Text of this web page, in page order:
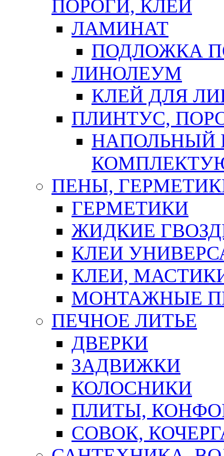
ПОРОГИ, КЛЕЙ
ЛАМИНАТ
ПОДЛОЖКА
ЛИНОЛЕУМ
КЛЕЙ ДЛЯ
ПЛИНТУС,
НАПОЛЬНЫЙ
ПЕНЫ,
ГЕРМЕТИКИ
ЖИДКИЕ
КЛЕИ
КЛЕИ,
МОНТАЖНЫЕ
ПЕЧНОЕ ЛИТЬЕ
ДВЕРКИ
ЗАДВИЖКИ
КОЛОСНИКИ
ПЛИТЫ,
СОВОК,